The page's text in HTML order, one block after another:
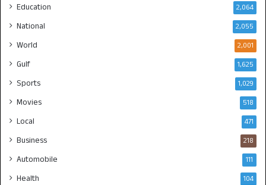
Education 2,064
National 2,055
World 2,001
Gulf 1,625
Sports 1,029
Movies 518
Local 471
Business 218
Automobile 111
Health 104